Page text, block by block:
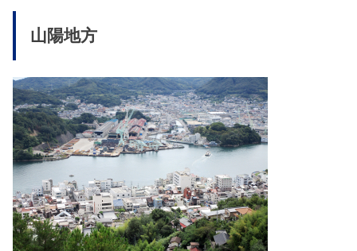
山陽地方